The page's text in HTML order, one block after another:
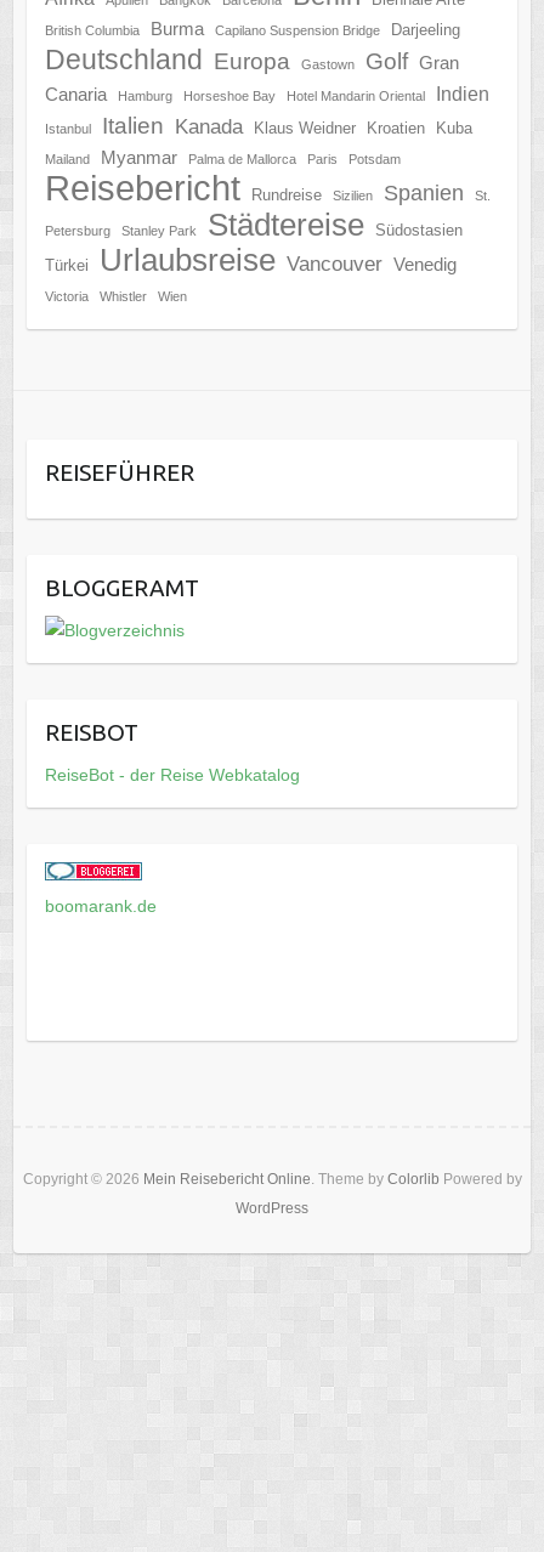
British Columbia Burma Capilano Suspension Bridge Darjeeling
Deutschland Europa Gastown Golf Gran
Canaria
Hamburg Horseshoe Bay Hotel Mandarin Oriental Indien
Istanbul Italien Kanada Klaus Weidner Kroatien Kuba
Mailand Myanmar Palma de Mallorca Paris Potsdam
Reisebericht Rundreise Sizilien Spanien St.
Petersburg Stanley Park Städtereise
Südostasien
Türkei
Urlaubsreise Vancouver Venedig
Victoria Whistler Wien
REISEFÜHRER
BLOGGERAMT
REISBOT
ReiseBot - der Reise Webkatalog
boomarank.de
Copyright © 2026 Mein Reisebericht Online . Theme by Colorlib Powered by
WordPress